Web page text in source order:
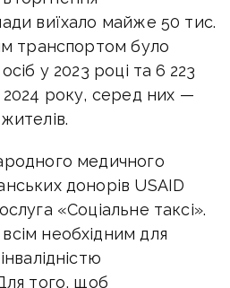
виїхало майже 50 тис.
транспортом було
у 2023 році та 6 223
2024 року, серед них —
медичного
донорів USAID
«Соціальне таксі».
необхідним для
того, щоб